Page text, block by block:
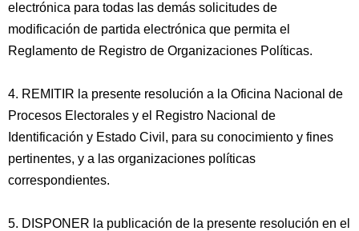
electrónica para todas las demás solicitudes de
modificación de partida electrónica que permita el
Reglamento de Registro de Organizaciones Políticas.
4. REMITIR la presente resolución a la Oficina Nacional de
Procesos Electorales y el Registro Nacional de
Identificación y Estado Civil, para su conocimiento y fines
pertinentes, y a las organizaciones políticas
correspondientes.
5. DISPONER la publicación de la presente resolución en el